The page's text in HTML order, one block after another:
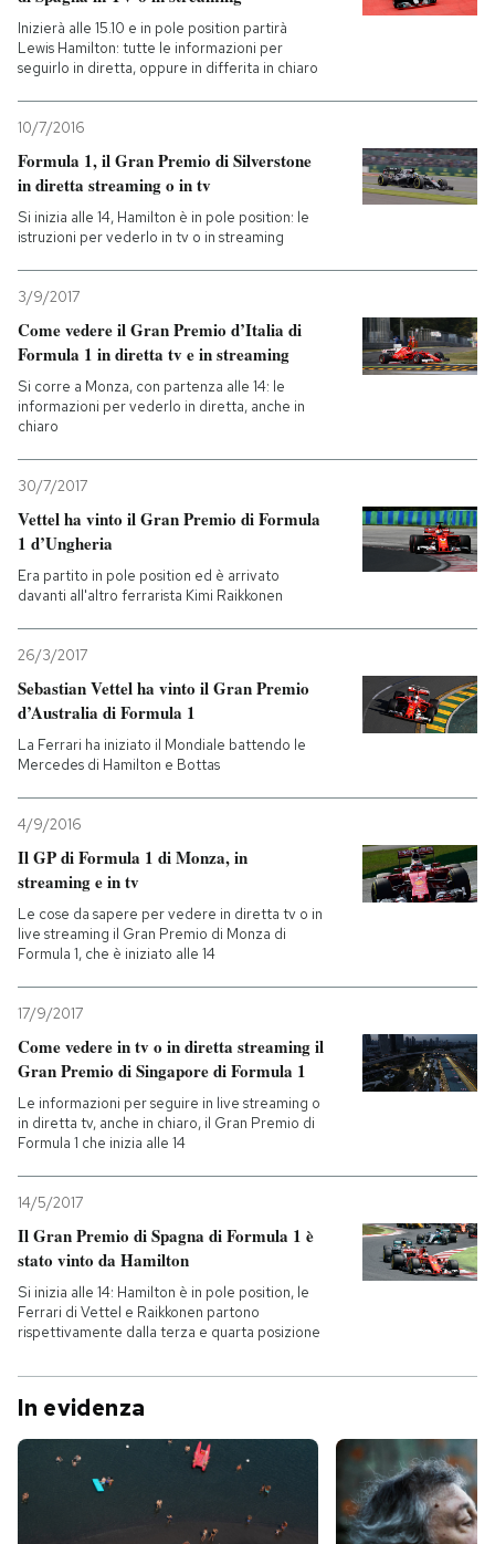
Inizierà alle 15.10 e in pole position partirà
Lewis Hamilton: tutte le informazioni per
seguirlo in diretta, oppure in differita in chiaro
10/7/2016
Formula 1, il Gran Premio di Silverstone
in diretta streaming o in tv
Si inizia alle 14, Hamilton è in pole position: le
istruzioni per vederlo in tv o in streaming
3/9/2017
Come vedere il Gran Premio d’Italia di
Formula 1 in diretta tv e in streaming
Si corre a Monza, con partenza alle 14: le
informazioni per vederlo in diretta, anche in
chiaro
30/7/2017
Vettel ha vinto il Gran Premio di Formula
1 d’Ungheria
Era partito in pole position ed è arrivato
davanti all'altro ferrarista Kimi Raikkonen
26/3/2017
Sebastian Vettel ha vinto il Gran Premio
d’Australia di Formula 1
La Ferrari ha iniziato il Mondiale battendo le
Mercedes di Hamilton e Bottas
4/9/2016
Il GP di Formula 1 di Monza, in
streaming e in tv
Le cose da sapere per vedere in diretta tv o in
live streaming il Gran Premio di Monza di
Formula 1, che è iniziato alle 14
17/9/2017
Come vedere in tv o in diretta streaming il
Gran Premio di Singapore di Formula 1
Le informazioni per seguire in live streaming o
in diretta tv, anche in chiaro, il Gran Premio di
Formula 1 che inizia alle 14
14/5/2017
Il Gran Premio di Spagna di Formula 1 è
stato vinto da Hamilton
Si inizia alle 14: Hamilton è in pole position, le
Ferrari di Vettel e Raikkonen partono
rispettivamente dalla terza e quarta posizione
In evidenza